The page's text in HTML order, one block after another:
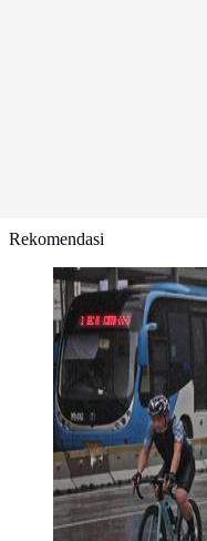
Rekomendasi